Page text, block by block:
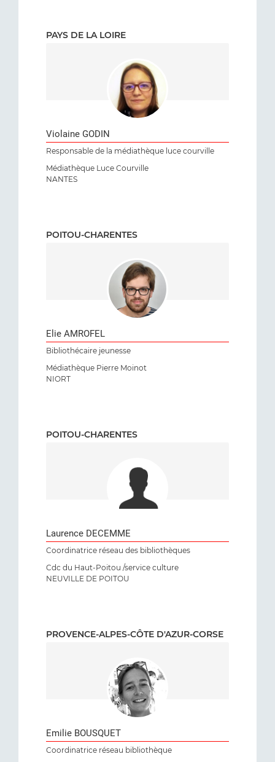
PAYS DE LA LOIRE
Violaine GODIN
Responsable de la médiathèque luce courville
Médiathèque Luce Courville
NANTES
POITOU-CHARENTES
Elie AMROFEL
Bibliothécaire jeunesse
Médiathèque Pierre Moinot
NIORT
POITOU-CHARENTES
Laurence DECEMME
Coordinatrice réseau des bibliothèques
Cdc du Haut-Poitou /service culture
NEUVILLE DE POITOU
PROVENCE-ALPES-CÔTE D'AZUR-CORSE
Emilie BOUSQUET
Coordinatrice réseau bibliothèque